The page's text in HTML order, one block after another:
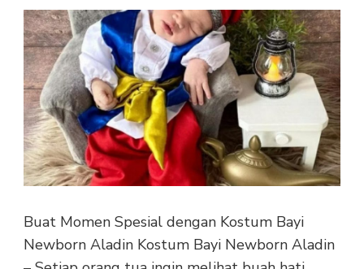
Buat Momen Spesial dengan Kostum Bayi
Newborn Aladin Kostum Bayi Newborn Aladin